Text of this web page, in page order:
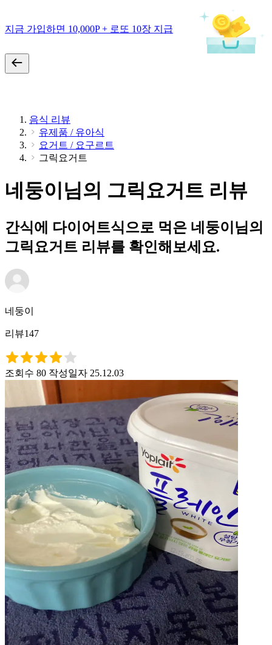
지금 가입하면 10,000P + 로또 10장 지급
음식 리뷰
유제품 / 유아식
요거트 / 요구르트
그릭요거트
네둥이님의 그릭요거트 리뷰
간식에 다이어트식으로 먹은 네둥이님의
그릭요거트 리뷰를 확인해보세요.
네둥이
리뷰147
조회수 80 작성일자 25.12.03